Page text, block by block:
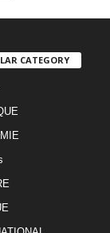
CATEGORY